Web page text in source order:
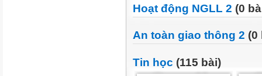
Hoạt động NGLL 2 (0
An toàn giao thông 2 (0
Tin học (115 bài)